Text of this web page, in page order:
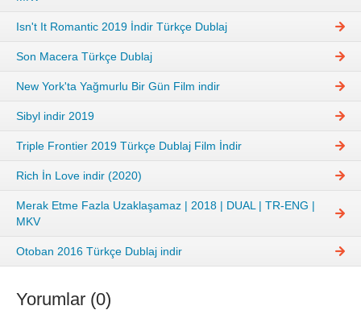
Isn't It Romantic 2019 İndir Türkçe Dublaj
Son Macera Türkçe Dublaj
New York'ta Yağmurlu Bir Gün Film indir
Sibyl indir 2019
Triple Frontier 2019 Türkçe Dublaj Film İndir
Rich İn Love indir (2020)
Merak Etme Fazla Uzaklaşamaz | 2018 | DUAL | TR-ENG |
MKV
Otoban 2016 Türkçe Dublaj indir
Yorumlar (0)